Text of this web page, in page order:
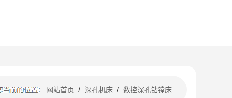
网站首页 / 深孔机床 / 数控深孔钻镗床